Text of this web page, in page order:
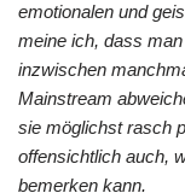
emotionalen und
meine ich, dass
inzwischen
Mainstream
sie möglichst rasch
offensichtlich auch,
bemerken kann.